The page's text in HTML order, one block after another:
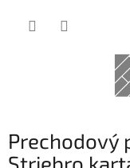
Prechodový